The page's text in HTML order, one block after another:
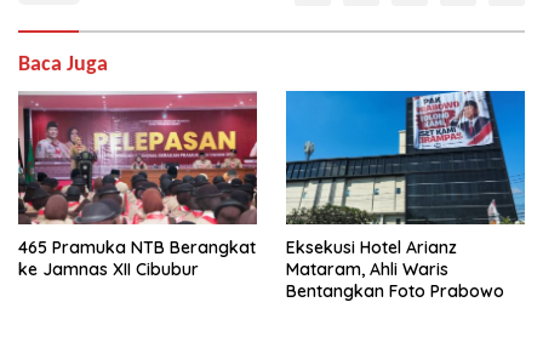
Baca Juga
465 Pramuka NTB Berangkat
ke Jamnas XII Cibubur
Eksekusi Hotel Arianz
Mataram, Ahli Waris
Bentangkan Foto Prabowo